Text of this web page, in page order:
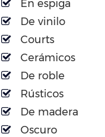
En espiga
De vinilo
Courts
Cerámicos
De roble
Rústicos
De madera
Oscuro